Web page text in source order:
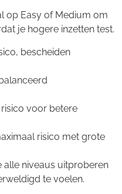
op Easy of Medium om
je hogere inzetten test.
bescheiden
voor betere
risico met grote
alle niveaus uitproberen
te voelen.